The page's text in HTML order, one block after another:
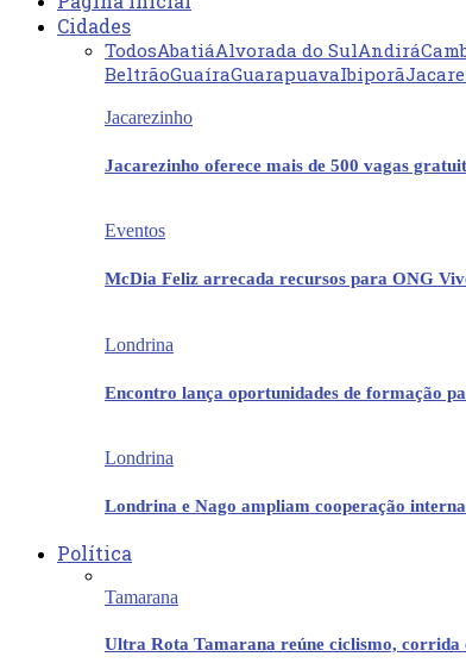
Cidades
TodosAbatiáAlvorada do SulAndirá
BeltrãoGuaíraGuarapuavaIbiporã
Jacarezinho
Jacarezinho oferece mais de 500 vagas
Eventos
McDia Feliz arrecada recursos para ONG
Londrina
Encontro lança oportunidades de formação
Londrina
Londrina e Nago ampliam cooperação
Política
Tamarana
Ultra Rota Tamarana reúne ciclismo,